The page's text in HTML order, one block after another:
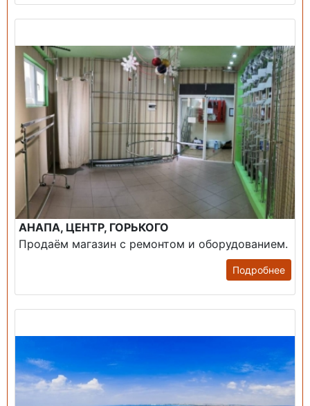
АНАПА, ЦЕНТР, ГОРЬКОГО
Продаём магазин с ремонтом и оборудованием.
Подробнее